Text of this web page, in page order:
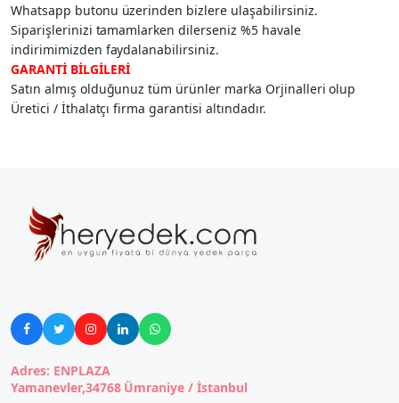
Whatsapp butonu üzerinden bizlere ulaşabilirsiniz.
Siparişlerinizi tamamlarken dilerseniz %5 havale
indirimimizden faydalanabilirsiniz.
GARANTİ BİLGİLERİ
Satın almış olduğunuz tüm ürünler marka Orjinalleri olup
Üretici / İthalatçı firma garantisi altındadır.
    
Adres: ENPLAZA
Yamanevler,34768 Ümraniye / İstanbul